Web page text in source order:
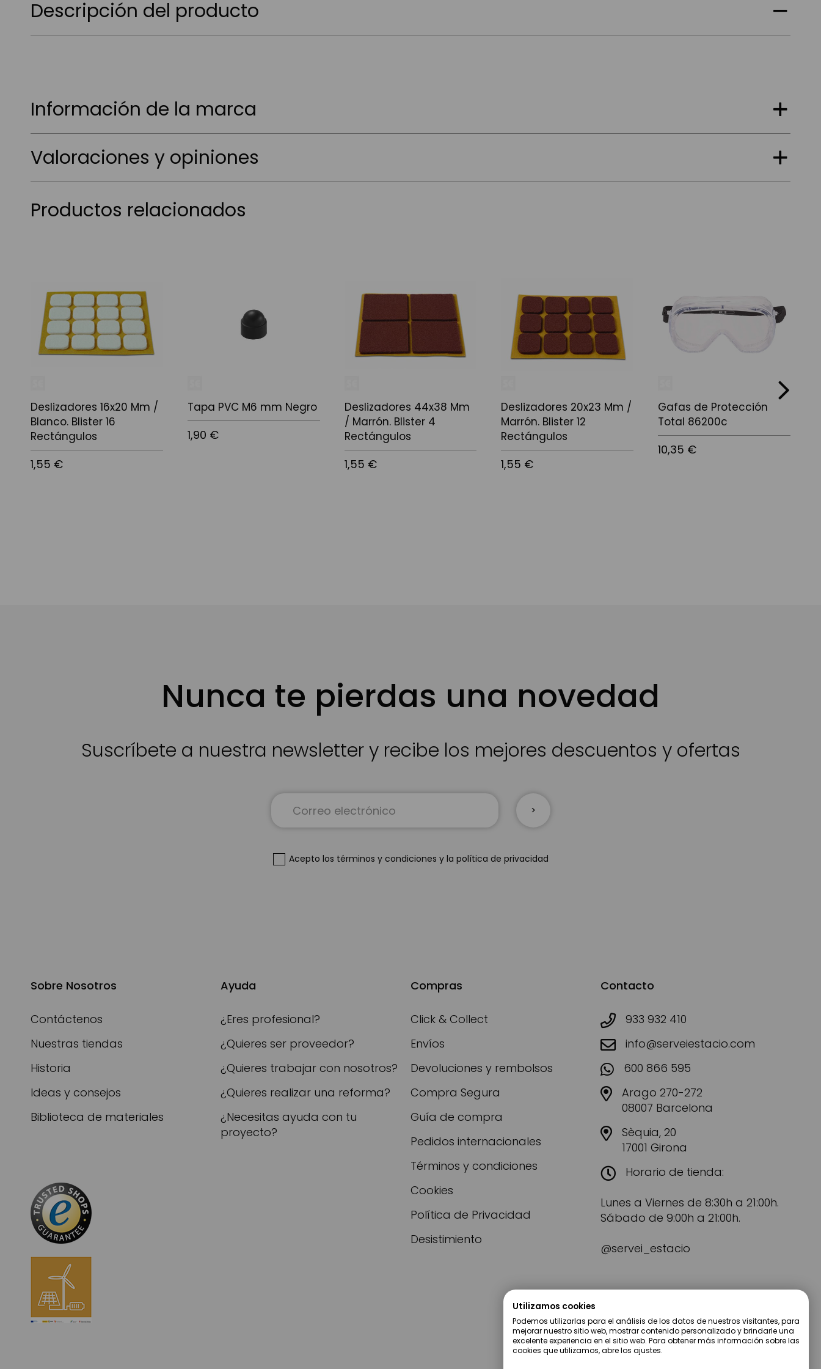
Descripción del producto
Información de la marca
Valoraciones y opiniones
Productos relacionados
Deslizadores 16x20 Mm /
Blanco. Blister 16
Rectángulos
1,55 €
Tapa PVC M6 mm Negro
1,90 €
Deslizadores 44x38 Mm
/ Marrón. Blister 4
Rectángulos
1,55 €
Deslizadores 20x23 Mm /
Marrón. Blister 12
Rectángulos
1,55 €
Gafas de Protección
Total 86200c
10,35 €
Nunca te pierdas una novedad
Suscríbete a nuestra newsletter y recibe los mejores descuentos y ofertas
a
noticias:
Acepto los términos y condiciones y la política de privacidad
Sobre Nosotros
Contáctenos
Nuestras tiendas
Historia
Ideas y consejos
Biblioteca de materiales
Ayuda
¿Eres profesional?
¿Quieres ser proveedor?
¿Quieres trabajar con nosotros?
¿Quieres realizar una reforma?
¿Necesitas ayuda con tu
proyecto?
Compras
Click & Collect
Envíos
Devoluciones y rembolsos
Compra Segura
Guía de compra
Pedidos internacionales
Términos y condiciones
Cookies
Política de Privacidad
Desistimiento
Contacto
933 932 410
info@serveiestacio.com
600 866 595
Arago 270-272
08007 Barcelona
Sèquia, 20
17001 Girona
Horario de tienda:
Lunes a Viernes de 8:30h a 21:00h.
Sábado de 9:00h a 21:00h.
@servei_estacio
Utilizamos cookies
Podemos utilizarlas para el análisis de los datos de nuestros visitantes, para
mejorar nuestro sitio web, mostrar contenido personalizado y brindarle una
excelente experiencia en el sitio web. Para obtener más información sobre las
cookies que utilizamos, abre los ajustes.